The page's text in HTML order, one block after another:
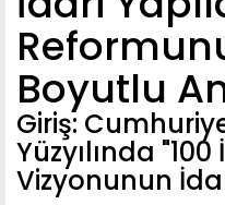
Boyutlu
Giriş:
Yüzyılında "100
Vizyonunun